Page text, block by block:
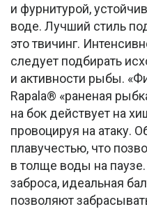
и фурнитурой,
воде. Лучший стиль
это твичинг.
следует подбирать
и активности рыбы.
Rapala® «раненая
на бок действует на
провоцируя на атаку.
плавучестью, что
в толще воды на
заброса, идеальная
позволяют